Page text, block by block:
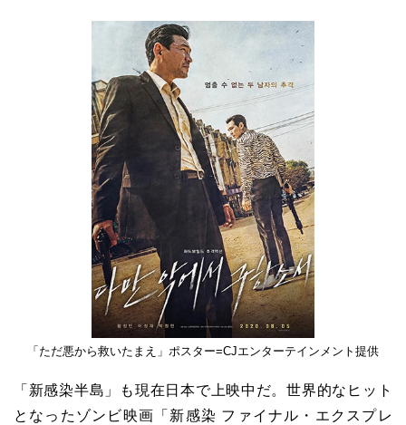
「ただ悪から救いたまえ」ポスター=CJエンターテインメント提供
「新感染半島」も現在日本で上映中だ。世界的なヒット
となったゾンビ映画「新感染 ファイナル・エクスプレ